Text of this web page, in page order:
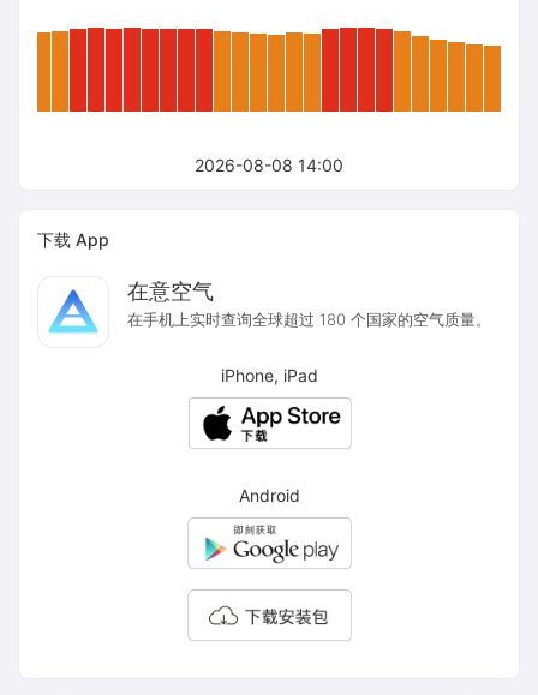
2026-08-08 14:00
下载 App
在意空气
在手机上实时查询全球超过 180 个国家的空气质量。
iPhone, iPad
Android